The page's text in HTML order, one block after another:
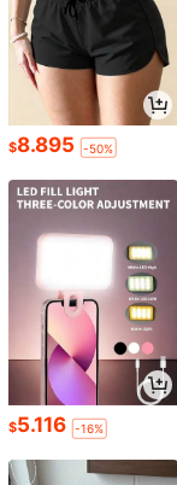
$8.895 -50%
$5.116 -16%